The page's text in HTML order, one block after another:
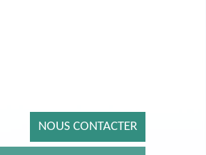
NOUS CONTACTER